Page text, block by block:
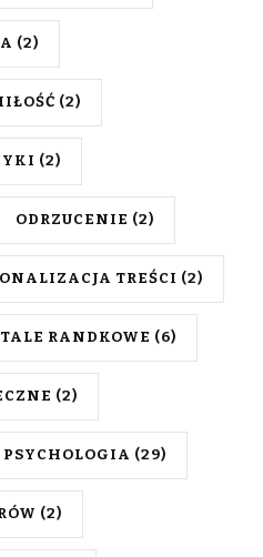
(2)
(2)
(2)
ODRZUCENIE (2)
TREŚCI (2)
RANDKOWE (6)
(2)
PSYCHOLOGIA (29)
(2)